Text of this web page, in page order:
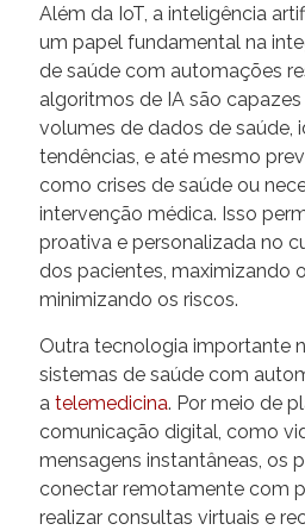
Além da IoT, a inteligência
um papel fundamental na
de saúde com automações
algoritmos de IA são
volumes de dados de saúde,
tendências, e até mesmo
como crises de saúde ou
intervenção médica. Isso
proativa e personalizada no
dos pacientes, maximizando
minimizando os riscos.
Outra tecnologia importante
sistemas de saúde com
a telemedicina. Por meio de
comunicação digital, como
mensagens instantâneas, os
conectar remotamente com
realizar consultas virtuais e